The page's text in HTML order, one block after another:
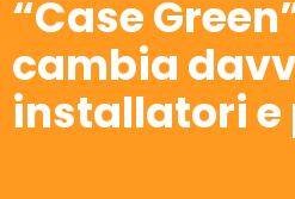
“Case
cambia
installatori